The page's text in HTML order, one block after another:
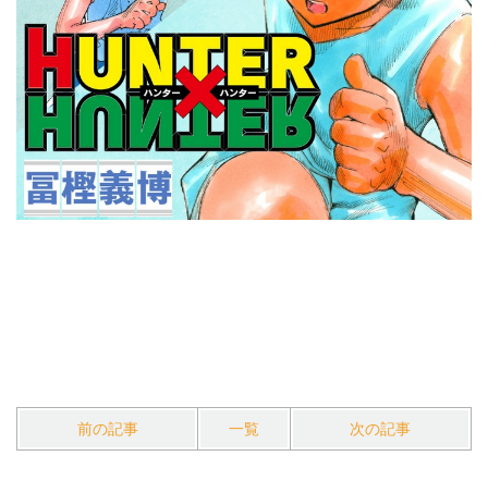
前の記事 一覧 次の記事